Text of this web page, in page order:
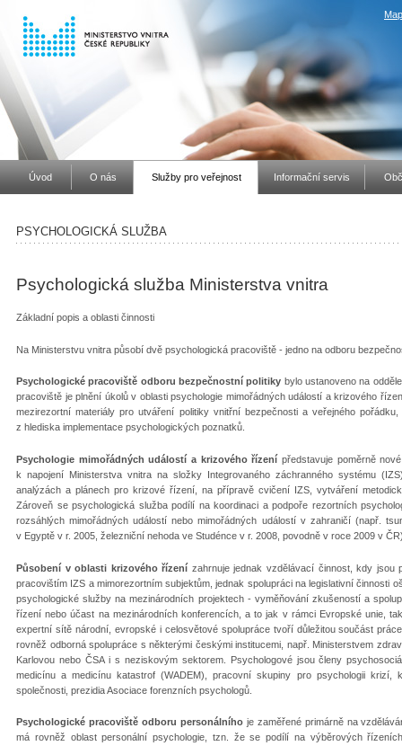
Úvod O nás Služby pro veřejnost Informační servis
PSYCHOLOGICKÁ SLUŽBA
Psychologická služba Ministerstva vnitra
Základní popis a oblasti činnosti
Na Ministerstvu vnitra působí dvě psychologická pracoviště - jedno na odboru
Psychologické pracoviště odboru bezpečnostní politiky bylo ustanoveno na
pracoviště je plnění úkolů v oblasti psychologie mimořádných událostí a krizového
mezirezortní materiály pro utváření politiky vnitřní bezpečnosti a veřejného
z hlediska implementace psychologických poznatků.
Psychologie mimořádných událostí a krizového řízení představuje poměrně
k napojení Ministerstva vnitra na složky Integrovaného záchranného systému
analýzách a plánech pro krizové řízení, na přípravě cvičení IZS, vytváření
Zároveň se psychologická služba podílí na koordinaci a podpoře rezortních
rozsáhlých mimořádných událostí nebo mimořádných událostí v zahraničí (např.
v Egyptě v r. 2005, železniční nehoda ve Studénce v r. 2008, povodně v roce 2009 v
Působení v oblasti krizového řízení zahrnuje jednak vzdělávací činnost, kdy jsou
pracovištím IZS a mimorezortním subjektům, jednak spolupráci na legislativní činnosti
psychologické služby na mezinárodních projektech - vyměňování zkušeností a
řízení nebo účast na mezinárodních konferencích, a to jak v rámci Evropské unie,
expertní sítě národní, evropské i celosvětové spolupráce tvoří důležitou součást
rovněž odborná spolupráce s některými českými institucemi, např. Ministerstvem
Karlovou nebo ČSA i s neziskovým sektorem. Psychologové jsou členy
medicínu a medicínu katastrof (WADEM), pracovní skupiny pro psychologii krizí,
společnosti, prezidia Asociace forenzních psychologů.
Psychologické pracoviště odboru personálníhoje zaměřené primárně na
má rovněž oblast personální psychologie, tzn. že se podílí na výběrových